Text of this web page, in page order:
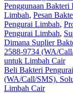
Penggunaan Bakteri
Limbah, Pesan
Pengurai Limbah,
Pengurai Limbah,
Post
navigation
Dimana Suplier
2588-9734 (WA/
untuk Limbah Cair
Beli Bakteri
(WA/Call/SMS).
Limbah Cair